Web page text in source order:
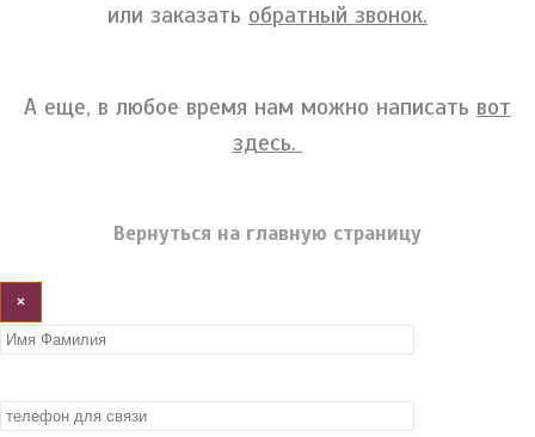
или заказать обратный звонок.
А еще, в любое время нам можно написать вот
здесь.
Вернуться на главную страницу
×